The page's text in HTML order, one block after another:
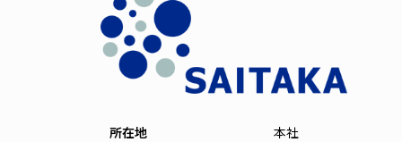
所在地
本社